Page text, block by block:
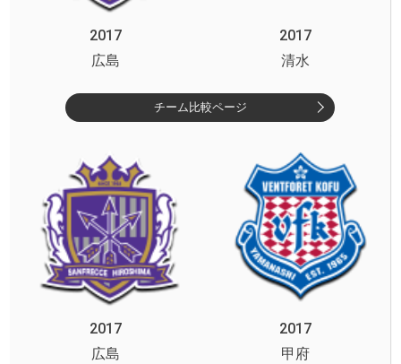
2017
2017
広島
清水
チーム比較ページ
2017
2017
広島
甲府